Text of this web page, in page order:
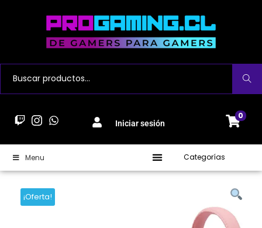
Buscar
Iniciar sesión
0
Menu Categorías
¡Oferta!